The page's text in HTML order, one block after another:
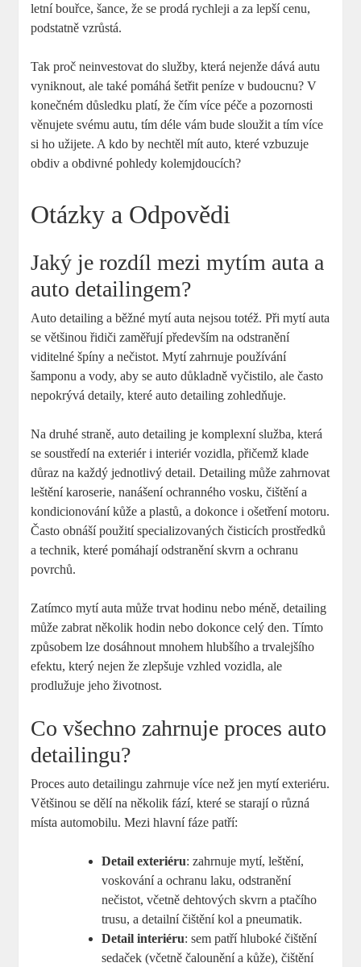
letní bouřce, ‍šance, že se prodá rychleji a za lepší cenu,
‌podstatně vzrůstá.
Tak proč neinvestovat⁣ do služby, která nejenže dává autu
⁣vyniknout, ale ⁢také ⁤pomáhá šetřit peníze ‌v budoucnu? ⁤V
konečném důsledku ‍platí, ⁢že ​čím více péče a pozornosti
věnujete svému autu, tím déle⁤ vám bude sloužit ⁢a tím ⁢více
⁤si‌ ho užijete. A kdo by nechtěl mít auto, které ​vzbuzuje
obdiv a obdivné pohledy‌ kolemjdoucích?
Otázky ​a Odpovědi
Jaký je rozdíl mezi mytím ⁤auta‍ a
auto detailingem?
Auto detailing‍ a ⁢běžné mytí auta nejsou totéž. Při mytí auta
se​ většinou řidiči ⁤zaměřují především na ⁤odstranění
viditelné špíny a ‍nečistot. Mytí⁢ zahrnuje používání⁢
šamponu a⁢ vody, aby se auto​ důkladně vyčistilo, ale⁢ často
nepokrývá detaily, které auto detailing zohledňuje.
Na druhé straně, auto detailing je komplexní⁢ služba,‌ která
se​ soustředí na exteriér i interiér ‌vozidla, přičemž klade
důraz na každý‍ jednotlivý detail.⁣ Detailing může ⁣zahrnovat
leštění⁤ karoserie, nanášení ochranného⁤ vosku, čištění a‍
kondicionování kůže ⁣a⁤ plastů, a dokonce i ošetření ⁣motoru.
Často obnáší ⁢použití specializovaných čisticích prostředků
a⁣ technik, které pomáhají odstranění​ skvrn a‍ ochranu
⁣povrchů.
Zatímco mytí auta může‌ trvat ⁣hodinu nebo‍ méně, detailing
může zabrat ⁣několik hodin nebo dokonce celý ⁣den. ⁣Tímto
způsobem‍ lze dosáhnout mnohem hlubšího a trvalejšího
efektu,⁣ který nejen že zlepšuje vzhled vozidla, ale
prodlužuje⁤ jeho životnost.
Co všechno zahrnuje proces‍ auto
detailingu?
Proces auto detailingu zahrnuje⁤ více než‍ jen‌ mytí‍ exteriéru.
Většinou se dělí na několik fází, které⁣ se starají‍ o ⁤různá⁣
místa​ automobilu.⁣ Mezi ‍hlavní fáze‌ patří:
Detail exteriéru: zahrnuje mytí, leštění,⁣
voskování a ⁣ochranu laku, odstranění
nečistot, včetně dehtových ​skvrn a ptačího
trusu, a detailní čištění kol‌ a‍ pneumatik.
Detail interiéru: sem ‌patří hluboké čištění‌
sedaček (včetně čalounění a⁢ kůže),⁤ čištění